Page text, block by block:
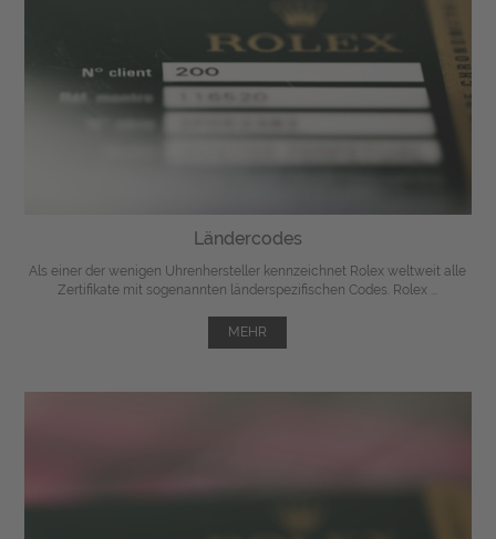
Ländercodes
Als einer der wenigen Uhrenhersteller kennzeichnet Rolex weltweit alle
Zertifikate mit sogenannten länderspezifischen Codes. Rolex ...
MEHR